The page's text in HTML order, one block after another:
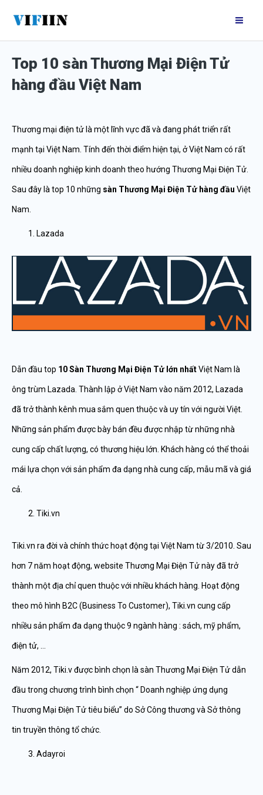
nội
dungTop 10 sàn Thương Mại Điện Tử
hàng đầu Việt Nam
Thương mại điện tử là một lĩnh vực đã và đang phát triển rất
mạnh tại Việt Nam. Tính đến thời điểm hiện tại, ở Việt Nam có rất
nhiều doanh nghiệp kinh doanh theo hướng Thương Mại Điện Tử.
Sau đây là top 10 những sàn Thương Mại Điện Tử hàng đầu Việt
Nam.
Lazada
Dẫn đầu top 10 Sàn Thương Mại Điện Tử lớn nhấtViệt Nam là
ông trùm Lazada. Thành lập ở Việt Nam vào năm 2012, Lazada
đã trở thành kênh mua sắm quen thuộc và uy tín với người Việt.
Những sản phẩm được bày bán đều được nhập từ những nhà
cung cấp chất lượng, có thương hiệu lớn. Khách hàng có thể thoải
mái lựa chọn với sản phẩm đa dạng nhà cung cấp, mẫu mã và giá
cả.
Tiki.vn
Tiki.vn ra đời và chính thức hoạt động tại Việt Nam từ 3/2010. Sau
hơn 7 năm hoạt động, website Thương Mại Điện Tử này đã trở
thành một địa chỉ quen thuộc với nhiều khách hàng. Hoạt động
theo mô hình B2C (Business To Customer), Tiki.vn cung cấp
nhiều sản phẩm đa dạng thuộc 9 ngành hàng : sách, mỹ phẩm,
điện tử, …
Năm 2012, Tiki.v được bình chọn là sàn Thương Mại Điện Tử dẫn
đầu trong chương trình bình chọn “ Doanh nghiệp ứng dụng
Thương Mại Điện Tử tiêu biểu” do Sở Công thương và Sở thông
tin truyền thông tổ chức.
Adayroi